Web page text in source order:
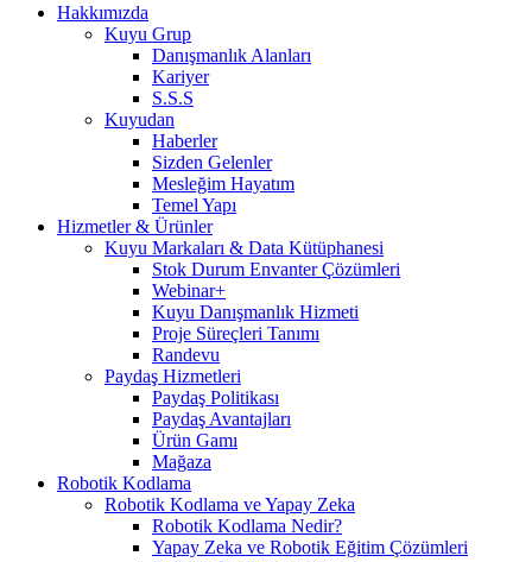
Hakkımızda
Kuyu Grup
Danışmanlık Alanları
Kariyer
S.S.S
Kuyudan
Haberler
Sizden Gelenler
Mesleğim Hayatım
Temel Yapı
Hizmetler & Ürünler
Kuyu Markaları & Data Kütüphanesi
Stok Durum Envanter Çözümleri
Webinar+
Kuyu Danışmanlık Hizmeti
Proje Süreçleri Tanımı
Randevu
Paydaş Hizmetleri
Paydaş Politikası
Paydaş Avantajları
Ürün Gamı
Mağaza
Robotik Kodlama
Robotik Kodlama ve Yapay Zeka
Robotik Kodlama Nedir?
Yapay Zeka ve Robotik Eğitim Çözümleri